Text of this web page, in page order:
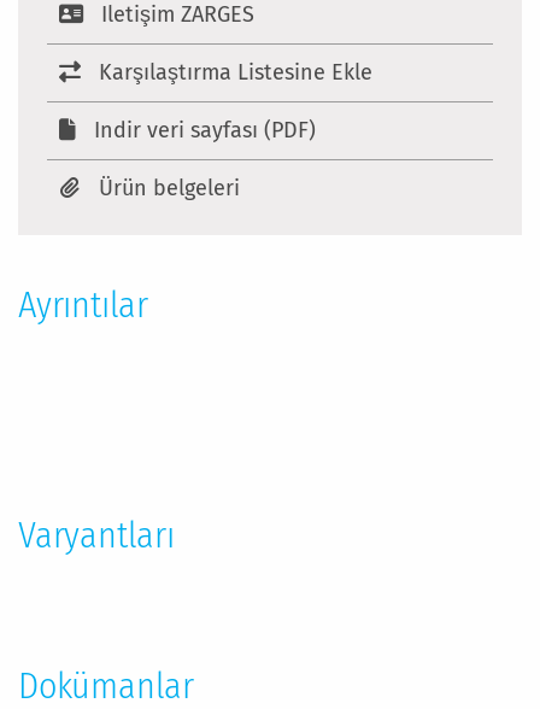
Iletişim ZARGES
Karşılaştırma Listesine Ekle
Indir veri sayfası (PDF)
Ürün belgeleri
Ayrıntılar
Varyantları
Dokümanlar